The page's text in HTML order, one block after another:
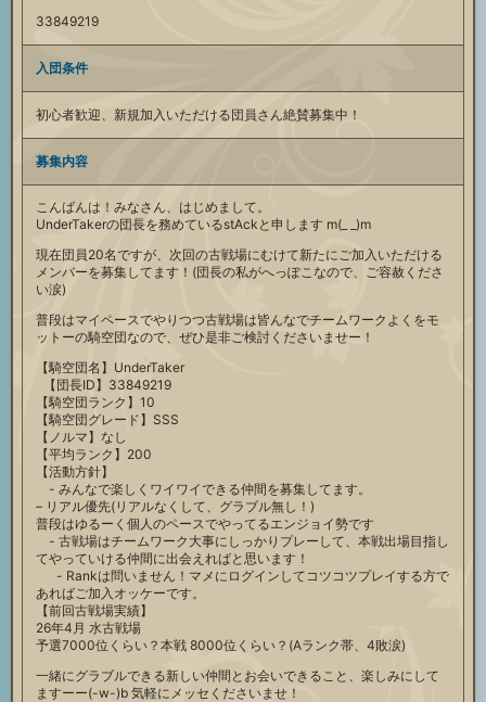
33849219
入団条件
初心者歓迎、新規加入いただける団員さん絶賛募集中！
募集内容
こんばんは！みなさん、はじめまして。
UnderTakerの団長を務めているstAckと申します m(_ _)m
現在団員20名ですが、次回の古戦場にむけて新たにご加入いただける
メンバーを募集してます！(団長の私がへっぽこなので、ご容赦くださ
い涙)
普段はマイペースでやりつつ古戦場は皆んなでチームワークよくをモ
ットーの騎空団なので、ぜひ是非ご検討くださいませー！
【騎空団名】UnderTaker
【団長ID】33849219
【騎空団ランク】10
【騎空団グレード】SSS
【ノルマ】なし
【平均ランク】200
【活動方針】
- みんなで楽しくワイワイできる仲間を募集してます。
– リアル優先(リアルなくして、グラブル無し！)
普段はゆるーく個人のペースでやってるエンジョイ勢です
- 古戦場はチームワーク大事にしっかりプレーして、本戦出場目指し
てやっていける仲間に出会えればと思います！
- Rankは問いません！マメにログインしてコツコツプレイする方で
あればご加入オッケーです。
【前回古戦場実績】
26年4月 水古戦場
予選7000位くらい？本戦 8000位くらい？(Aランク帯、4敗涙)
一緒にグラブルできる新しい仲間とお会いできること、楽しみにして
ますーー(-w-)b 気軽にメッセくださいませ！